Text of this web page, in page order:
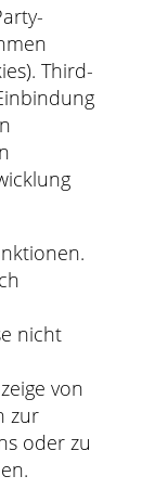
Third-
nicht
von
zur
oder zu